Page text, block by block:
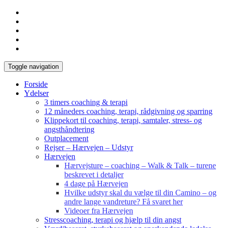
Toggle navigation
Forside
Ydelser
3 timers coaching & terapi
12 måneders coaching, terapi, rådgivning og sparring
Klippekort til coaching, terapi, samtaler, stress- og
angsthåndtering
Outplacement
Rejser – Hærvejen – Udstyr
Hærvejen
Hærvejsture – coaching – Walk & Talk – turene
beskrevet i detaljer
4 dage på Hærvejen
Hvilke udstyr skal du vælge til din Camino – og
andre lange vandreture? Få svaret her
Videoer fra Hærvejen
Stresscoaching, terapi og hjælp til din angst